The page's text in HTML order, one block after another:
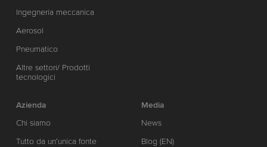
Ingegneria meccanica
Aerosol
Pneumatico
Altre settori/ Prodotti
tecnologici
Azienda
Chi siamo
Tutto da un’unica fonte
Media
News
Blog (EN)